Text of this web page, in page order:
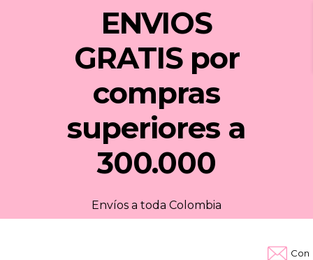
ENVIOS
GRATIS por
compras
superiores a
300.000
Envíos a toda Colombia